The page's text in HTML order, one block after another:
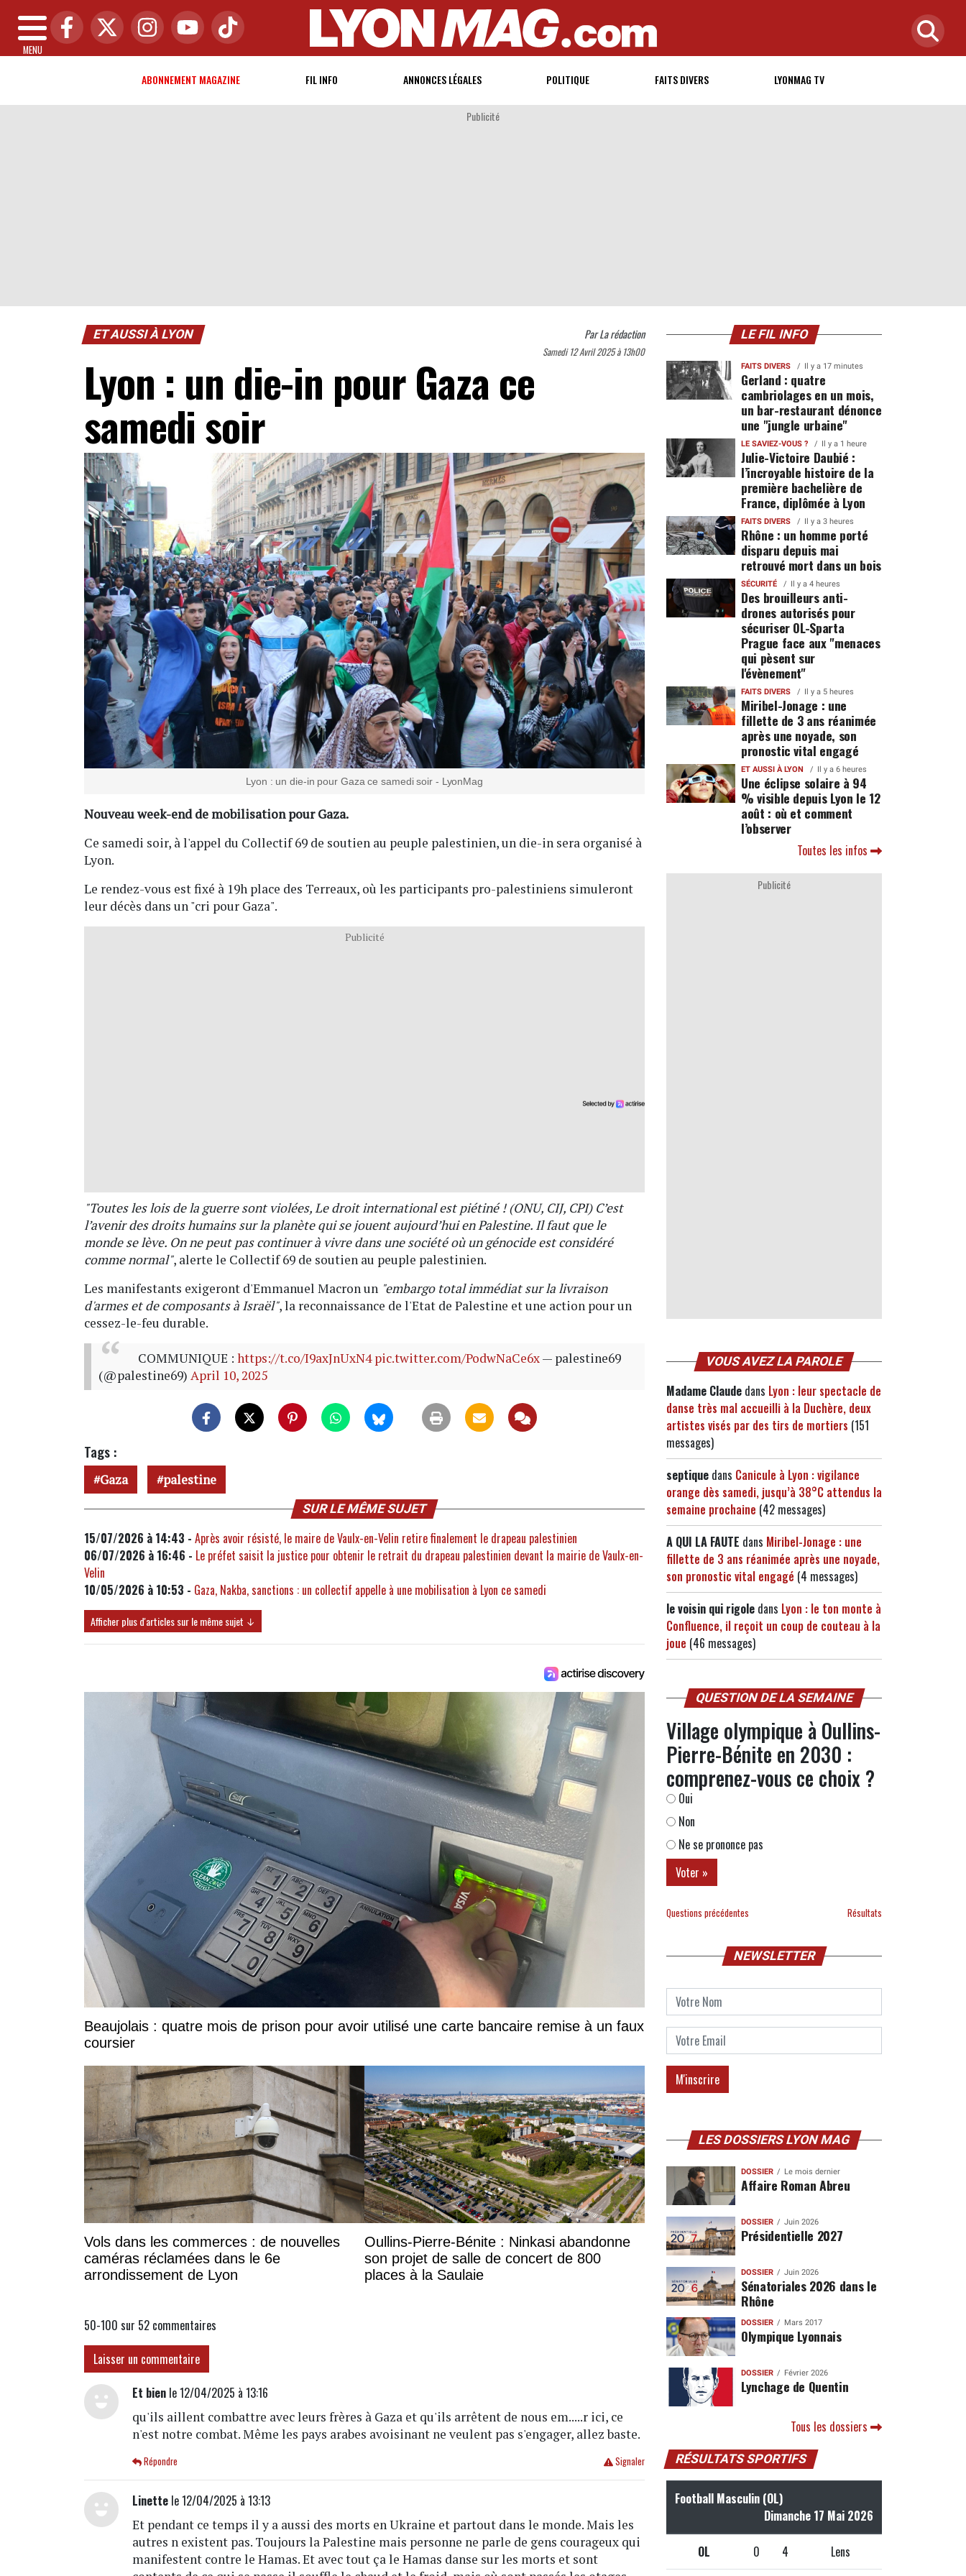
MENU
ABONNEMENT MAGAZINE FIL INFO ANNONCES LÉGALES POLITIQUE FAITS DIVERS LYONMAG TV
Publicité
ET AUSSI À LYON ParLa rédaction
Samedi 12 Avril 2025 à 13h00
Lyon : un die-in pour Gaza ce
samedi soir
Lyon : un die-in pour Gaza ce samedi soir - LyonMag
Nouveau week-end de mobilisation pour Gaza.
Ce samedi soir, à l'appel du Collectif 69 de soutien au peuple palestinien, un die-in sera organisé à
Lyon.
Le rendez-vous est fixé à 19h place des Terreaux, où les participants pro-palestiniens simuleront
leur décès dans un "cri pour Gaza".
Publicité
"Toutes les lois de la guerre sont violées, Le droit international est piétiné ! (ONU, CIJ, CPI) C’est
l’avenir des droits humains sur la planète qui se jouent aujourd’hui en Palestine. Il faut que le
monde se lève. On ne peut pas continuer à vivre dans une société où un génocide est considéré
comme normal", alerte le Collectif 69 de soutien au peuple palestinien.
Les manifestants exigeront d'Emmanuel Macron un "embargo total immédiat sur la livraison
d'armes et de composants à Israël", la reconnaissance de l'Etat de Palestine et une action pour un
cessez-le-feu durable.
COMMUNIQUE : https://t.co/I9axJnUxN4 pic.twitter.com/PodwNaCe6x— palestine69
(@palestine69) April 10, 2025
Tags :
Gaza palestine
SUR LE MÊME SUJET
15/07/2026 à 14:43 - Après avoir résisté, le maire de Vaulx-en-Velin retire finalement le drapeau palestinien
06/07/2026 à 16:46 - Le préfet saisit la justice pour obtenir le retrait du drapeau palestinien devant la mairie de Vaulx-en-
Velin
10/05/2026 à 10:53 - Gaza, Nakba, sanctions : un collectif appelle à une mobilisation à Lyon ce samedi
Afficher plus d'articles sur le même sujet ↓
Beaujolais : quatre mois de prison pour avoir utilisé une carte bancaire remise à un faux
coursier
Vols dans les commerces : de nouvelles
caméras réclamées dans le 6e
arrondissement de Lyon
Oullins-Pierre-Bénite : Ninkasi abandonne
son projet de salle de concert de 800
places à la Saulaie
50-100 sur 52 commentaires
Laisser un commentaire
Et bien le 12/04/2025 à 13:16
qu'ils aillent combattre avec leurs frères à Gaza et qu'ils arrêtent de nous em.....r ici, ce
n'est notre combat. Même les pays arabes avoisinant ne veulent pas s'engager, allez baste.
Signaler
Répondre
Linette le 12/04/2025 à 13:13
Et pendant ce temps il y a aussi des morts en Ukraine et partout dans le monde. Mais les
autres n existent pas. Toujours la Palestine mais personne ne parle de gens courageux qui
manifestent contre le Hamas. Et avec tout ça le Hamas danse sur les morts et sont
LE FIL INFO
FAITS DIVERS Il y a 17 minutes
Gerland : quatre
cambriolages en un mois,
un bar-restaurant dénonce
une "jungle urbaine"
LE SAVIEZ-VOUS ? Il y a 1 heure
Julie-Victoire Daubié :
l’incroyable histoire de la
première bachelière de
France, diplômée à Lyon
FAITS DIVERS Il y a 3 heures
Rhône : un homme porté
disparu depuis mai
retrouvé mort dans un bois
SÉCURITÉ Il y a 4 heures
Des brouilleurs anti-
drones autorisés pour
sécuriser OL-Sparta
Prague face aux "menaces
qui pèsent sur
l'évènement"
FAITS DIVERS Il y a 5 heures
Miribel-Jonage : une
fillette de 3 ans réanimée
après une noyade, son
pronostic vital engagé
ET AUSSI À LYON Il y a 6 heures
Une éclipse solaire à 94
% visible depuis Lyon le 12
août : où et comment
l’observer
Toutes les infos
Publicité
VOUS AVEZ LA PAROLE
Madame Claude dans Lyon : leur spectacle de
danse très mal accueilli à la Duchère, deux
artistes visés par des tirs de mortiers (151
messages)
septique dans Canicule à Lyon : vigilance
orange dès samedi, jusqu’à 38°C attendus la
semaine prochaine (42 messages)
A QUI LA FAUTE dans Miribel-Jonage : une
fillette de 3 ans réanimée après une noyade,
son pronostic vital engagé (4 messages)
le voisin qui rigole dans Lyon : le ton monte à
Confluence, il reçoit un coup de couteau à la
joue (46 messages)
QUESTION DE LA SEMAINE
Village olympique à Oullins-
Pierre-Bénite en 2030 :
comprenez-vous ce choix ?
Oui
Non
Ne se prononce pas
Questions précédentes Résultats
NEWSLETTER
LES DOSSIERS LYON MAG
DOSSIER Le mois dernier
Affaire Roman Abreu
DOSSIER Juin 2026
Présidentielle 2027
DOSSIER Juin 2026
Sénatoriales 2026 dans le
Rhône
DOSSIER Mars 2017
Olympique Lyonnais
DOSSIER Février 2026
Lynchage de Quentin
Tous les dossiers
RÉSULTATS SPORTIFS
Football Masculin (OL)
Dimanche 17 Mai 2026
OL 0 4 Lens